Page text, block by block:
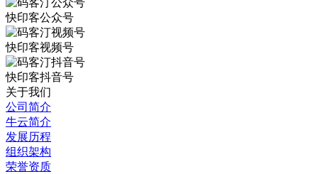
快印客公众号
快印客视频号
快印客抖音号
关于我们
公司简介
牛云简介
发展历程
组织架构
荣誉资质